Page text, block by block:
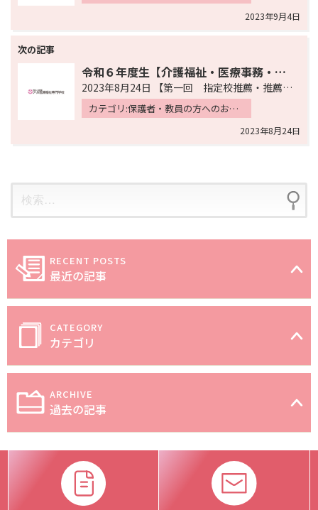
シ
2023年9月4日
令和６年度生【介護福祉・医療事務・総合ビジネス】9/25 願書受付開始
2023年8月24日 【第一回 指定校推薦・推薦・自己推薦・社会人・一般】 ９月25日（月）より受付…
カテゴリ:保護者・教員の方へのお知らせ 入学希望の方へのお知らせ 入試・イベント情報
2023年8月24日
最近の記事
カテゴリ
過去の記事